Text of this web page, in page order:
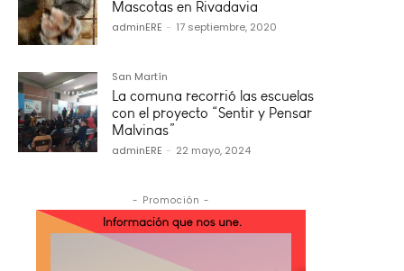
Mascotas en Rivadavia
adminERE - 17 septiembre, 2020
San Martín
La comuna recorrió las escuelas
con el proyecto “Sentir y Pensar
Malvinas”
adminERE - 22 mayo, 2024
- Promoción -